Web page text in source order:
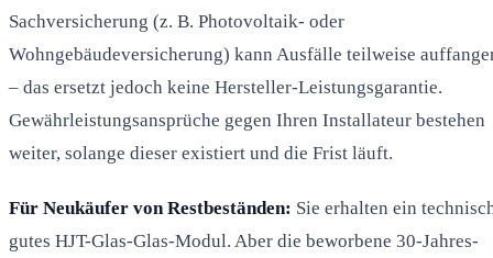
Sachversicherung (z. B. Photovoltaik- oder
Wohngebäudeversicherung) kann Ausfälle teilweise
– das ersetzt jedoch keine Hersteller-Leistungsgarantie.
Gewährleistungsansprüche gegen Ihren Installateur bestehen
weiter, solange dieser existiert und die Frist läuft.
Für Neukäufer von Restbeständen: Sie erhalten ein
gutes HJT-Glas-Glas-Modul. Aber die beworbene 30-Jahres-